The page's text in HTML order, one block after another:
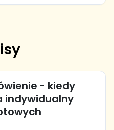
- kiedy
indywidualny